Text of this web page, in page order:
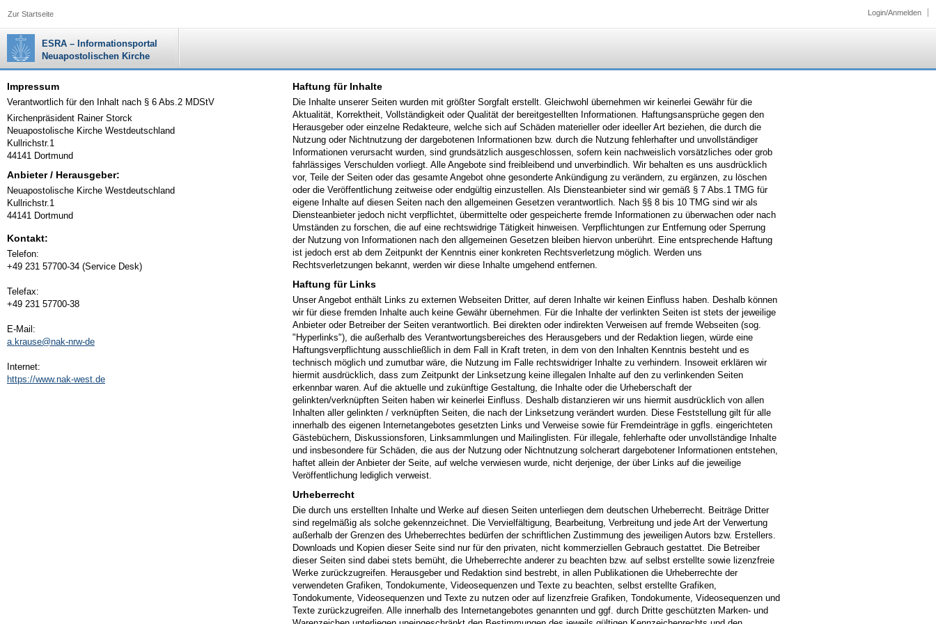
Login/Anmelden
Zur Startseite
ESRA – Informationsportal
Neuapostolischen Kirche
Impressum
Verantwortlich für den Inhalt nach § 6 Abs.2 MDStV
Kirchenpräsident Rainer Storck
Neuapostolische Kirche Westdeutschland
Kullrichstr.1
44141 Dortmund
Anbieter / Herausgeber:
Neuapostolische Kirche Westdeutschland
Kullrichstr.1
44141 Dortmund
Kontakt:
Telefon:
+49 231 57700-34 (Service Desk)
Telefax:
+49 231 57700-38
E-Mail:
a.krause@nak-nrw-de
Internet:
https://www.nak-west.de
Haftung für Inhalte
Die Inhalte unserer Seiten wurden mit größter Sorgfalt erstellt. Gleichwohl übernehmen wir keinerlei Gewähr für die
Aktualität, Korrektheit, Vollständigkeit oder Qualität der bereitgestellten Informationen. Haftungsansprüche gegen den
Herausgeber oder einzelne Redakteure, welche sich auf Schäden materieller oder ideeller Art beziehen, die durch die
Nutzung oder Nichtnutzung der dargebotenen Informationen bzw. durch die Nutzung fehlerhafter und unvollständiger
Informationen verursacht wurden, sind grundsätzlich ausgeschlossen, sofern kein nachweislich vorsätzliches oder grob
fahrlässiges Verschulden vorliegt. Alle Angebote sind freibleibend und unverbindlich. Wir behalten es uns ausdrücklich
vor, Teile der Seiten oder das gesamte Angebot ohne gesonderte Ankündigung zu verändern, zu ergänzen, zu löschen
oder die Veröffentlichung zeitweise oder endgültig einzustellen. Als Diensteanbieter sind wir gemäß § 7 Abs.1 TMG für
eigene Inhalte auf diesen Seiten nach den allgemeinen Gesetzen verantwortlich. Nach §§ 8 bis 10 TMG sind wir als
Diensteanbieter jedoch nicht verpflichtet, übermittelte oder gespeicherte fremde Informationen zu überwachen oder nach
Umständen zu forschen, die auf eine rechtswidrige Tätigkeit hinweisen. Verpflichtungen zur Entfernung oder Sperrung
der Nutzung von Informationen nach den allgemeinen Gesetzen bleiben hiervon unberührt. Eine entsprechende Haftung
ist jedoch erst ab dem Zeitpunkt der Kenntnis einer konkreten Rechtsverletzung möglich. Werden uns
Rechtsverletzungen bekannt, werden wir diese Inhalte umgehend entfernen.
Haftung für Links
Unser Angebot enthält Links zu externen Webseiten Dritter, auf deren Inhalte wir keinen Einfluss haben. Deshalb können
wir für diese fremden Inhalte auch keine Gewähr übernehmen. Für die Inhalte der verlinkten Seiten ist stets der jeweilige
Anbieter oder Betreiber der Seiten verantwortlich. Bei direkten oder indirekten Verweisen auf fremde Webseiten (sog.
"Hyperlinks"), die außerhalb des Verantwortungsbereiches des Herausgebers und der Redaktion liegen, würde eine
Haftungsverpflichtung ausschließlich in dem Fall in Kraft treten, in dem von den Inhalten Kenntnis besteht und es
technisch möglich und zumutbar wäre, die Nutzung im Falle rechtswidriger Inhalte zu verhindern. Insoweit erklären wir
hiermit ausdrücklich, dass zum Zeitpunkt der Linksetzung keine illegalen Inhalte auf den zu verlinkenden Seiten
erkennbar waren. Auf die aktuelle und zukünftige Gestaltung, die Inhalte oder die Urheberschaft der
gelinkten/verknüpften Seiten haben wir keinerlei Einfluss. Deshalb distanzieren wir uns hiermit ausdrücklich von allen
Inhalten aller gelinkten / verknüpften Seiten, die nach der Linksetzung verändert wurden. Diese Feststellung gilt für alle
innerhalb des eigenen Internetangebotes gesetzten Links und Verweise sowie für Fremdeinträge in ggfls. eingerichteten
Gästebüchern, Diskussionsforen, Linksammlungen und Mailinglisten. Für illegale, fehlerhafte oder unvollständige Inhalte
und insbesondere für Schäden, die aus der Nutzung oder Nichtnutzung solcherart dargebotener Informationen entstehen,
haftet allein der Anbieter der Seite, auf welche verwiesen wurde, nicht derjenige, der über Links auf die jeweilige
Veröffentlichung lediglich verweist.
Urheberrecht
Die durch uns erstellten Inhalte und Werke auf diesen Seiten unterliegen dem deutschen Urheberrecht. Beiträge Dritter
sind regelmäßig als solche gekennzeichnet. Die Vervielfältigung, Bearbeitung, Verbreitung und jede Art der Verwertung
außerhalb der Grenzen des Urheberrechtes bedürfen der schriftlichen Zustimmung des jeweiligen Autors bzw. Erstellers.
Downloads und Kopien dieser Seite sind nur für den privaten, nicht kommerziellen Gebrauch gestattet. Die Betreiber
dieser Seiten sind dabei stets bemüht, die Urheberrechte anderer zu beachten bzw. auf selbst erstellte sowie lizenzfreie
Werke zurückzugreifen. Herausgeber und Redaktion sind bestrebt, in allen Publikationen die Urheberrechte der
verwendeten Grafiken, Tondokumente, Videosequenzen und Texte zu beachten, selbst erstellte Grafiken,
Tondokumente, Videosequenzen und Texte zu nutzen oder auf lizenzfreie Grafiken, Tondokumente, Videosequenzen und
Texte zurückzugreifen. Alle innerhalb des Internetangebotes genannten und ggf. durch Dritte geschützten Marken- und